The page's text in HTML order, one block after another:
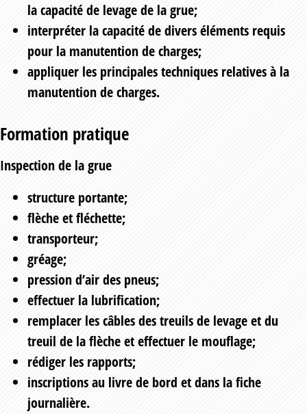
la capacité de levage de la grue;
interpréter la capacité de divers éléments requis
pour la manutention de charges;
appliquer les principales techniques relatives à la
manutention de charges.
Formation pratique
Inspection de la grue
structure portante;
flèche et fléchette;
transporteur;
gréage;
pression d’air des pneus;
effectuer la lubrification;
remplacer les câbles des treuils de levage et du
treuil de la flèche et effectuer le mouflage;
rédiger les rapports;
inscriptions au livre de bord et dans la fiche
journalière.